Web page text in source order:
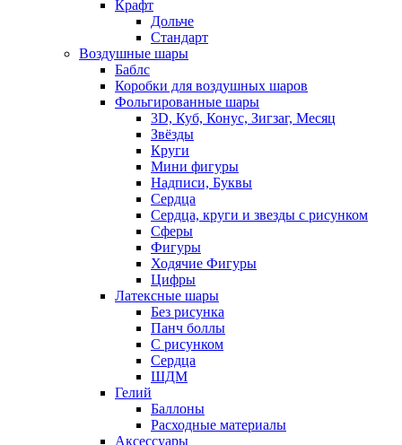
Крафт
Дольче
Стандарт
Воздушные шары
Баблс
Коробки для воздушных шаров
Фольгированные шары
3D, Куб, Конус, Зигзаг, Месяц
Звёзды
Круги
Мини фигуры
Надписи, Буквы
Сердца
Сердца, круги и звезды с рисунком
Сферы
Фигуры
Ходячие Фигуры
Цифры
Латексные шары
Без рисунка
Панч боллы
С рисунком
Сердца
ШДМ
Гелий
Баллоны
Расходные материалы
Аксессуары